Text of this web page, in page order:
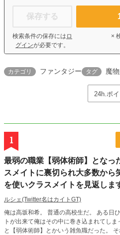
保存する
検索条件の保存には ロ
グインが必要です。
×
カテゴリ ファンタジー タグ 魔
1
最弱の職業【弱体術師】となっ
スメイトに裏切られ大多数から
を使いクラスメイトを見返しま
ルシェ(Twitter名はカイトGT)
俺は高坂和希。 普通の高校生だ。 ある日ひょんなことから異世界に繋がるゲー
トが出来て俺はその中に巻き込まれてしまった。 そこで覚醒し得た
と【弱体術師】とかいう雑魚職だった。 それを見ていた当たり職業を引いた連